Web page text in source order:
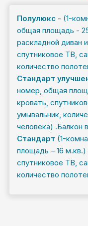
Полулюкс - (1-
общая площадь -
раскладной диван
спутниковое ТВ,
количество
Стандарт
номер, общая
кровать,
умывальник,
человека) .Балкон
Стандарт (1-
площадь – 16 м.кв.)
спутниковое ТВ,
количество